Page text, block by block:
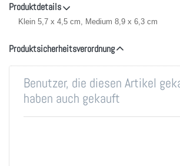
Produktdetails
Klein 5,7 x 4,5 cm, Medium 8,9 x 6,3 cm
Produktsicherheitsverordnung
Benutzer, die diesen Artikel
haben auch gekauft